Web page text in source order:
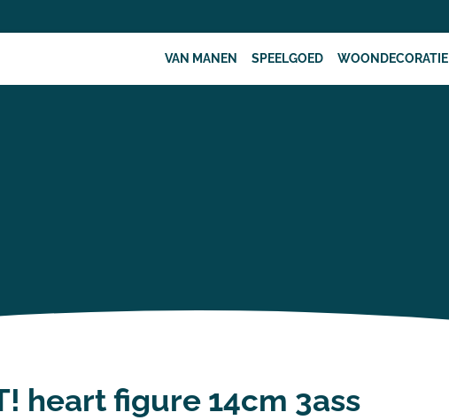
VAN MANEN SPEELGOED WOONDECORATIE
heart figure 14cm 3ass